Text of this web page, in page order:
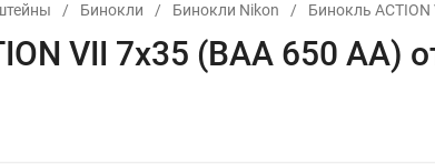
/ Бинокли / Бинокли Nikon / Бинокль ACTION
VII 7х35 (BAA 650 AA)